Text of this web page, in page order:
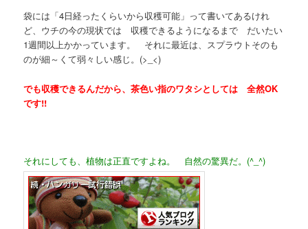
袋には「4日経ったくらいから収穫可能」って書いてあるけれ
ど、ウチの今の現状では 収穫できるようになるまで だいたい
1週間以上かかっています。 それに最近は、スプラウトそのも
のが細～くて弱々しい感じ。(>_<)
でも収穫できるんだから、茶色い指のワタシとしては 全然OK
です!!
それにしても、植物は正直ですよね。 自然の驚異だ。(^_^)